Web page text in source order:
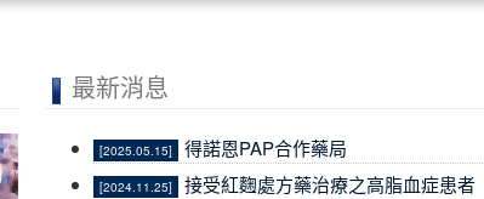
最新消息
[2025.05.15] 得諾恩PAP合作藥局
[2024.11.25]
接受紅麴處方藥治療之高脂血症患者